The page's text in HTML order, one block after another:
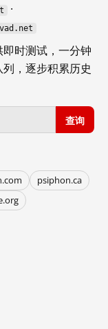
·
时测试，一分钟
，逐步积累历史
查询
psiphon.ca